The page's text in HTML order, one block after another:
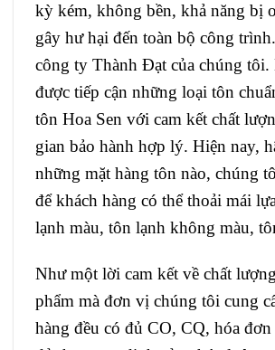
kỳ kém, không bền, khả năng bị
gây hư hại đến toàn bộ công
công ty Thành Đạt của chúng tôi.
được tiếp cận những loại tôn
tôn Hoa Sen với cam kết chất
gian bảo hành hợp lý. Hiện nay,
những mặt hàng tôn nào, chúng
để khách hàng có thể thoải mái
lạnh màu, tôn lạnh không màu,
Như một lời cam kết về chất
phẩm mà đơn vị chúng tôi cung
hàng đều có đủ CO, CQ, hóa